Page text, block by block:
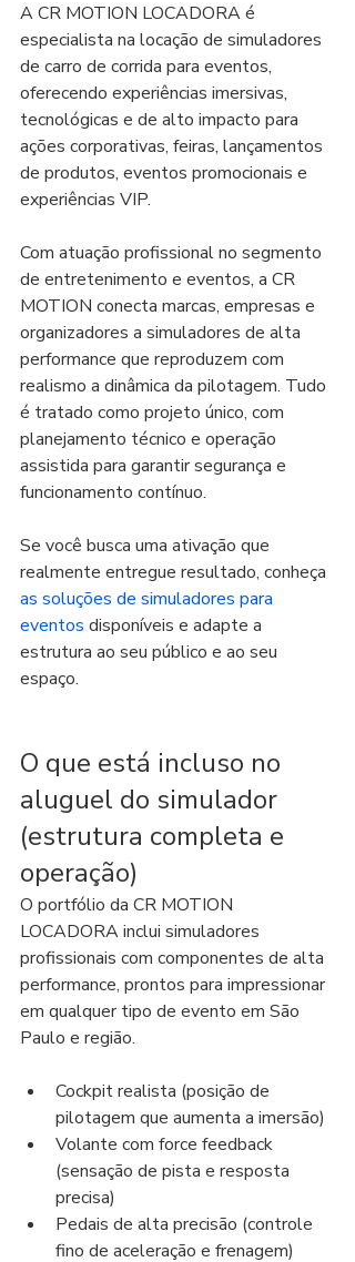
A CR MOTION LOCADORA é
especialista na locação de simuladores
de carro de corrida para eventos,
oferecendo experiências imersivas,
tecnológicas e de alto impacto para
ações corporativas, feiras, lançamentos
de produtos, eventos promocionais e
experiências VIP.
Com atuação profissional no segmento
de entretenimento e eventos, a CR
MOTION conecta marcas, empresas e
organizadores a simuladores de alta
performance que reproduzem com
realismo a dinâmica da pilotagem. Tudo
é tratado como projeto único, com
planejamento técnico e operação
assistida para garantir segurança e
funcionamento contínuo.
Se você busca uma ativação que
realmente entregue resultado, conheça
as soluções de simuladores para
eventos disponíveis e adapte a
estrutura ao seu público e ao seu
espaço.
O que está incluso no
aluguel do simulador
(estrutura completa e
operação)
O portfólio da CR MOTION
LOCADORA inclui simuladores
profissionais com componentes de alta
performance, prontos para impressionar
em qualquer tipo de evento em São
Paulo e região.
Cockpit realista (posição de
pilotagem que aumenta a imersão)
Volante com force feedback
(sensação de pista e resposta
precisa)
Pedais de alta precisão (controle
fino de aceleração e frenagem)